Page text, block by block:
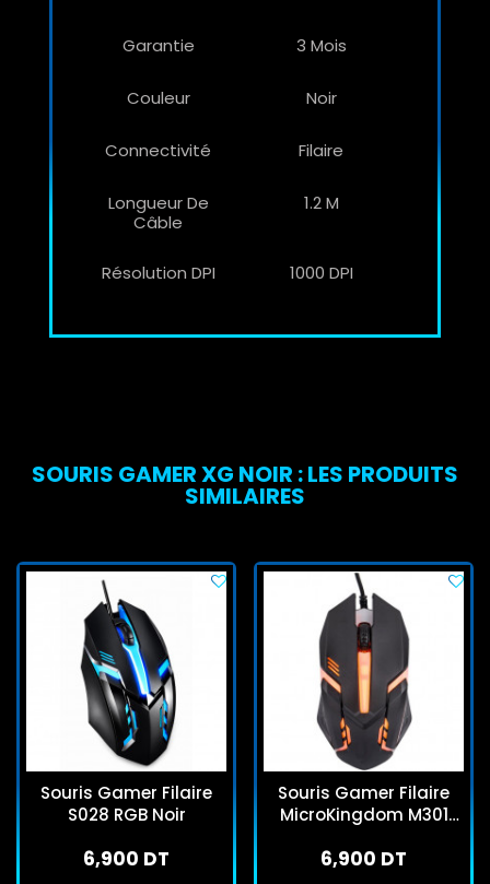
Garantie 3 Mois
Couleur Noir
Connectivité Filaire
Longueur De
Câble
1.2 M
Résolution DPI 1000 DPI
SOURIS GAMER XG NOIR : LES PRODUITS
SIMILAIRES
Souris Gamer Filaire
S028 RGB Noir
6,900 DT
Souris Gamer Filaire
MicroKingdom M301
6,900 DT